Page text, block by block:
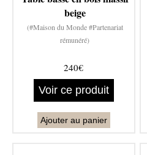
beige
(#Maison du Monde #Partenariat
rémunéré)
240€
Voir ce produit
Ajouter au panier